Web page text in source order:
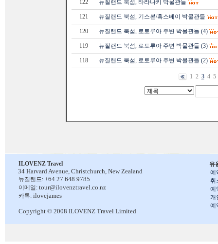
122 뉴질랜드 북섬, 타라나키 박물관들
121 뉴질랜드 북섬, 기스본/혹스베이 박물관들
120 뉴질랜드 북섬, 로토루아 주변 박물관들 (4)
119 뉴질랜드 북섬, 로토루아 주변 박물관들 (3)
118 뉴질랜드 북섬, 로토루아 주변 박물관들 (2)
1 2 3 4 5
유
예
취
예
개
예
ILOVENZ Travel
34 Harvard Avenue, Christchurch, New Zealand
뉴질랜드: +64 27 648 9785
이메일: tour@ilovenztravel.co.nz
카톡: ilovejames
Copyright © 2008 ILOVENZ Travel Limited